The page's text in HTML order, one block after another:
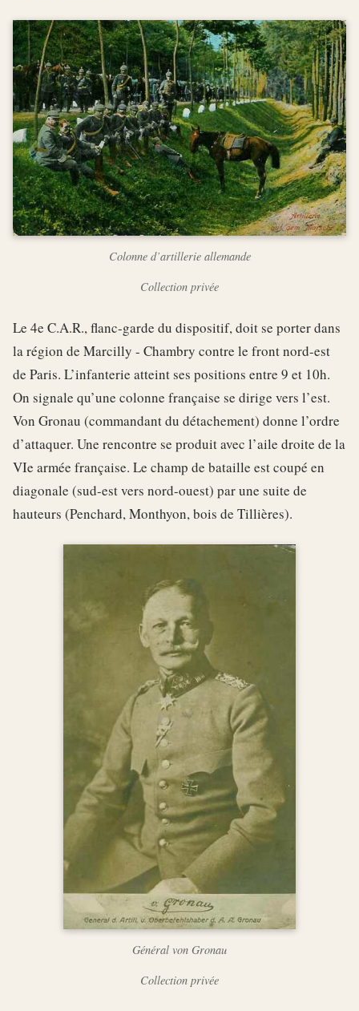
Colonne d’artillerie allemande
Collection privée
Le 4e C.A.R., flanc-garde du dispositif, doit se porter dans
la région de Marcilly - Chambry contre le front nord-est
de Paris. L’infanterie atteint ses positions entre 9 et 10h.
On signale qu’une colonne française se dirige vers l’est.
Von Gronau (commandant du détachement) donne l’ordre
d’attaquer. Une rencontre se produit avec l’aile droite de la
VIe armée française. Le champ de bataille est coupé en
diagonale (sud-est vers nord-ouest) par une suite de
hauteurs (Penchard, Monthyon, bois de Tillières).
Général von Gronau
Collection privée